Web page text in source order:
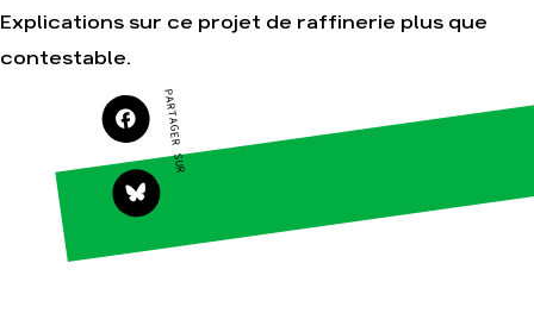
Agir au quotidien
Soutenir les
campagnes
Transmettre tout
ou partie de son
patrimoine
Télécharger
gratuitement les
guides éco-
citoyens
Agriculture
Forêts
Explications sur ce projet de raffinerie plus que
contestable.
PARTAGER SUR